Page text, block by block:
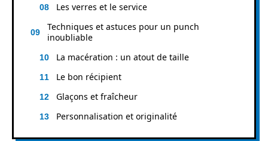
Les verres et le service
Techniques et astuces pour un punch
inoubliable
La macération : un atout de taille
Le bon récipient
Glaçons et fraîcheur
Personnalisation et originalité